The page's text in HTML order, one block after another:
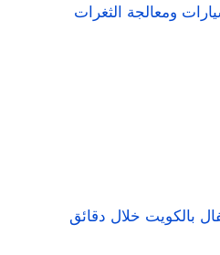
ومعالجة الثغرات
بالكويت خلال دقائق